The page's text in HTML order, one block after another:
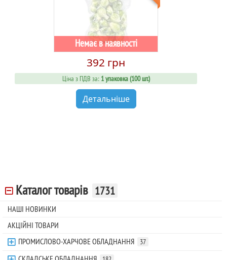
Немає в наявності
392 грн
Ціна з ПДВ за: 1 упаковка (100 шт.)
Детальніше
Каталог товарів 1731
НАШІ НОВИНКИ
АКЦІЙНІ ТОВАРИ
ПРОМИСЛОВО-ХАРЧОВЕ ОБЛАДНАННЯ
37